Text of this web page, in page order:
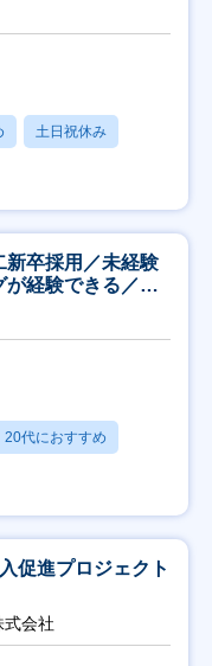
土日祝休み
新卒採用／未経験
経験できる／研
20代におすすめ
促進プロジェクト
会社